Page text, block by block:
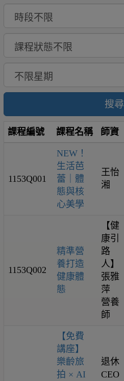
搜尋
課程編號 課程名稱 師資
1153Q001
NEW！
生活芭
蕾｜體
態與核
心美學
王怡
湘
1153Q002
精準營
養打造
健康體
態
【健
康引
路
人】
張雅
萍
營養
師
【免費
講座】
樂齡旅
拍 × AI
退休
CEO